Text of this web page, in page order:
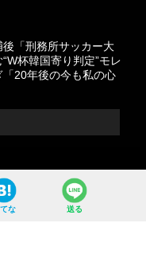
「刑務所サッカー大
杯韓国寄り判定”モレ
「20年後の今も私の心
な 送る